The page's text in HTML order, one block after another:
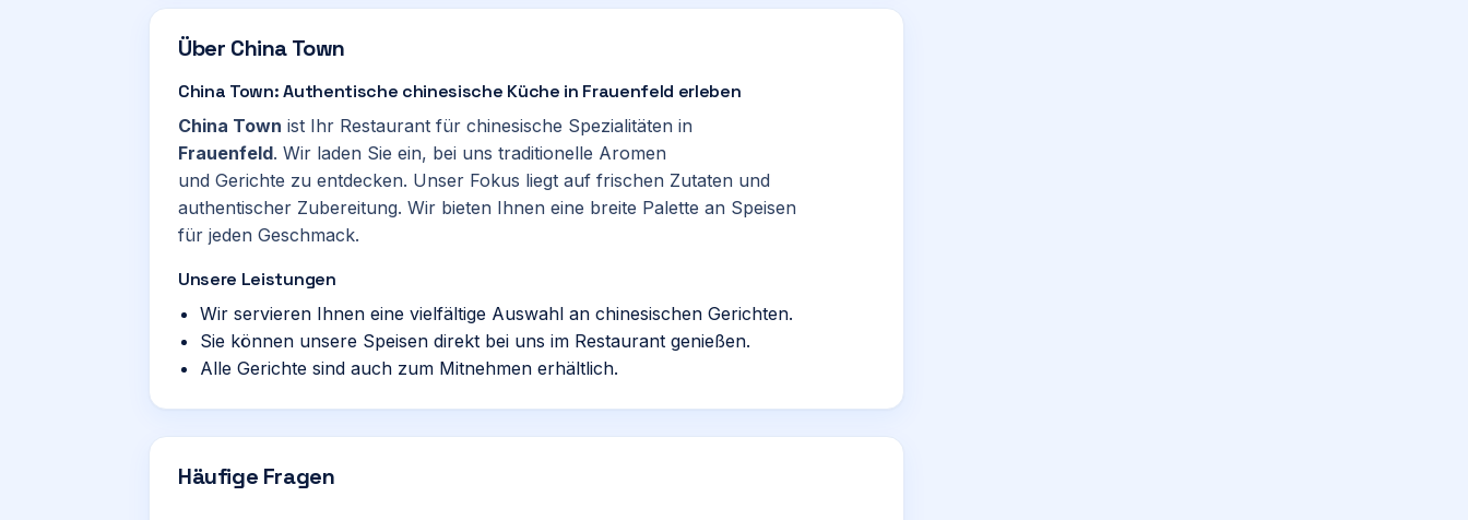
Über China Town
China Town: Authentische chinesische Küche in Frauenfeld erleben
China Town ist Ihr Restaurant für chinesische Spezialitäten in
Frauenfeld. Wir laden Sie ein, bei uns traditionelle Aromen
und Gerichte zu entdecken. Unser Fokus liegt auf frischen Zutaten und
authentischer Zubereitung. Wir bieten Ihnen eine breite Palette an Speisen
für jeden Geschmack.
Unsere Leistungen
Wir servieren Ihnen eine vielfältige Auswahl an chinesischen Gerichten.
Sie können unsere Speisen direkt bei uns im Restaurant genießen.
Alle Gerichte sind auch zum Mitnehmen erhältlich.
Häufige Fragen